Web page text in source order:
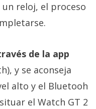
reloj, el proceso
de la app
y se aconseja
alto y el Bluetooh
el Watch GT 2